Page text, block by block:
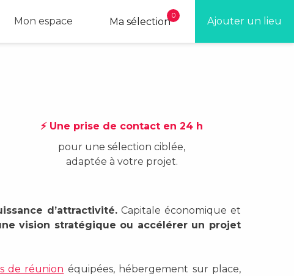
Ajouter un lieu
Ma sélection
0
Mon espace
⚡ Une prise de contact en 24 h
pour une sélection ciblée,
adaptée à votre projet.
d’attractivité.Capitale économique et
vision stratégique ou accélérer un projet
de réunion équipées, hébergement sur place,